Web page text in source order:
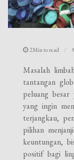
2Min to read
Masalah
tantangan
peluang
yang ingin
terjangkau,
pilihan
keuntungan,
positif bagi